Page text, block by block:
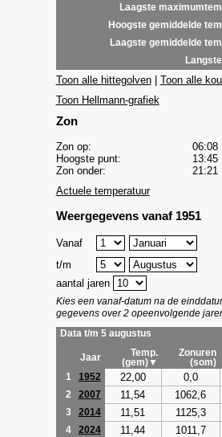
Laagste
Hoogste gemiddelde
Laagste gemiddelde
Toon alle hittegolven| Toon alle
Toon Hellmann-grafiek
Zon
Zon op:
06:08
Hoogste punt:
13:45
Zon onder:
21:21
Actuele temperatuur
Weergegevens vanaf 1951
Vanaf
t/m
aantal jaren
Kies een vanaf-datum na de
gegevens over 2 opeenvolgende
Data t/m 5 augustus
Jaar
Temp.
(gem)▼
Zonuren
(som)
1
1952 22,00 0,0
2 2007 11,54 1062,6
3 2014 11,51 1125,3
4 2024 11,44 1011,7